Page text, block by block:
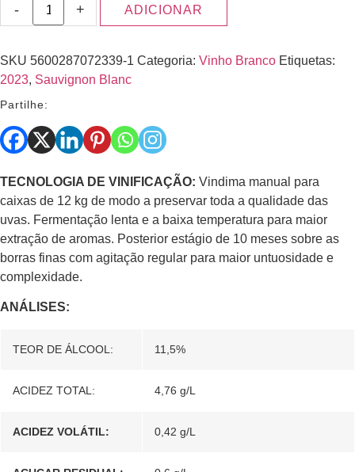
- + ADICIONAR
SKU 5600287072339-1 Categoria: Vinho Branco Etiquetas:
2023, Sauvignon Blanc
Partilhe:
TECNOLOGIA DE VINIFICAÇÃO: Vindima manual para
caixas de 12 kg de modo a preservar toda a qualidade das
uvas. Fermentação lenta e a baixa temperatura para maior
extração de aromas. Posterior estágio de 10 meses sobre as
borras finas com agitação regular para maior untuosidade e
complexidade.
ANÁLISES:
TEOR DE ÁLCOOL: 11,5%
ACIDEZ TOTAL: 4,76 g/L
ACIDEZ VOLÁTIL: 0,42 g/L